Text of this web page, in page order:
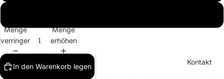
Kollektionen
Kontakt
Menge
verringern
Menge
erhöhen
In den Warenkorb legen